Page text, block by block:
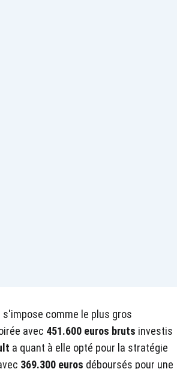
s'impose comme le plus gros
avec 451.600 euros bruts investis
a quant à elle opté pour la stratégie
369.300 euros déboursés pour une